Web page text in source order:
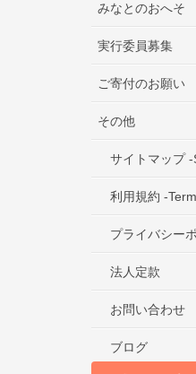
みなとのおへそ
実行委員募集
ご寄付のお願い
その他
サイトマップ
利用規約 -
プライバシー
法人定款
お問い合わせ
ブログ